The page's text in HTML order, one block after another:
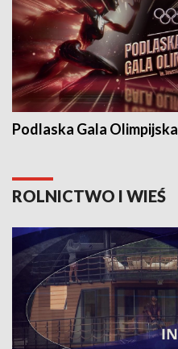
Podlaska Gala Olimpijska
ROLNICTWO I WIEŚ